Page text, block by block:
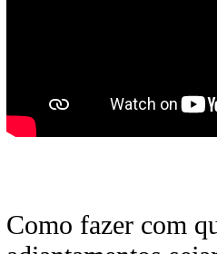
Como fazer com